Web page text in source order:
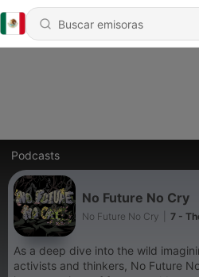
Podcasts
No Future No Cry
No Future No Cry 7 -
As a deep dive into the wild
activists and thinkers, No Future